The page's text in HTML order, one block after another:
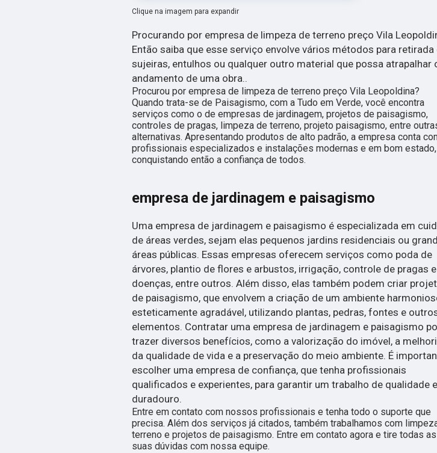
Clique na imagem para expandir
Procurando por empresa de limpeza de terreno preço Vila
Então saiba que esse serviço envolve vários métodos para retirada
sujeiras, entulhos ou qualquer outro material que possa atrapalhar
andamento de uma obra..
Procurou por empresa de limpeza de terreno preço Vila Leopoldina?
Quando trata-se de Paisagismo, com a Tudo em Verde, você encontra
serviços como o de empresas de jardinagem, projetos de paisagismo,
controles de pragas, limpeza de terreno, projeto paisagismo, entre
alternativas. Apresentando produtos de alto padrão, a empresa conta
profissionais especializados e instalações modernas e em bom estado,
conquistando então a confiança de todos.
empresa de jardinagem e paisagismo
Uma empresa de jardinagem e paisagismo é especializada em
de áreas verdes, sejam elas pequenos jardins residenciais ou
áreas públicas. Essas empresas oferecem serviços como poda de
árvores, plantio de flores e arbustos, irrigação, controle de pragas e
doenças, entre outros. Além disso, elas também podem criar
de paisagismo, que envolvem a criação de um ambiente
esteticamente agradável, utilizando plantas, pedras, fontes e
elementos. Contratar uma empresa de jardinagem e paisagismo
trazer diversos benefícios, como a valorização do imóvel, a
da qualidade de vida e a preservação do meio ambiente. É
escolher uma empresa de confiança, que tenha profissionais
qualificados e experientes, para garantir um trabalho de qualidade e
duradouro.
Entre em contato com nossos profissionais e tenha todo o suporte que
precisa. Além dos serviços já citados, também trabalhamos com
terreno e projetos de paisagismo. Entre em contato agora e tire todas as
suas dúvidas com nossa equipe.